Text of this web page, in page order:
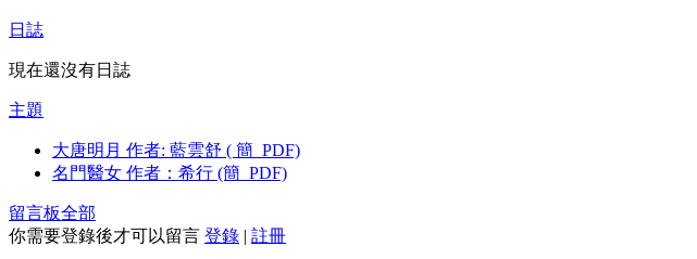
日誌
現在還沒有日誌
主題
大唐明月 作者: 藍雲舒 ( 簡_PDF)
名門醫女 作者：希行 (簡_PDF)
留言板全部
你需要登錄後才可以留言 登錄 | 註冊